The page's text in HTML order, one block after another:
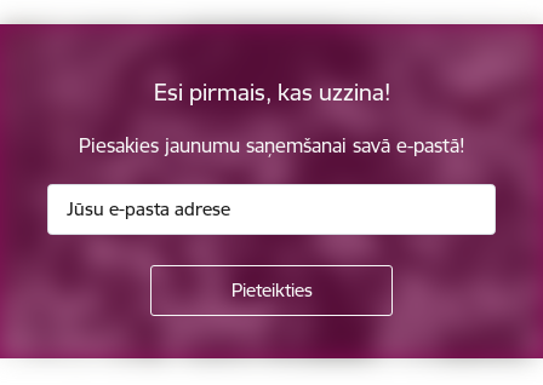
Esi pirmais, kas uzzina!
Piesakies jaunumu saņemšanai savā e-pastā!